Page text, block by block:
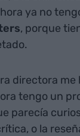
ya no
, porque
directora
tengo un
parecía
o la